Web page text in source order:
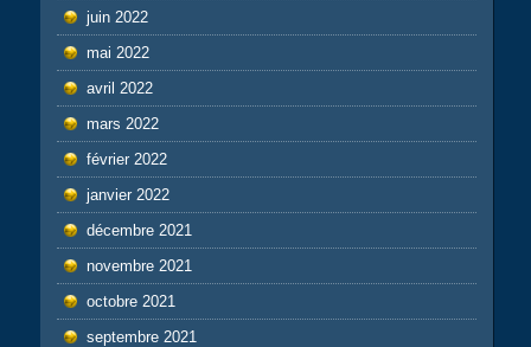
juin 2022
mai 2022
avril 2022
mars 2022
février 2022
janvier 2022
décembre 2021
novembre 2021
octobre 2021
septembre 2021